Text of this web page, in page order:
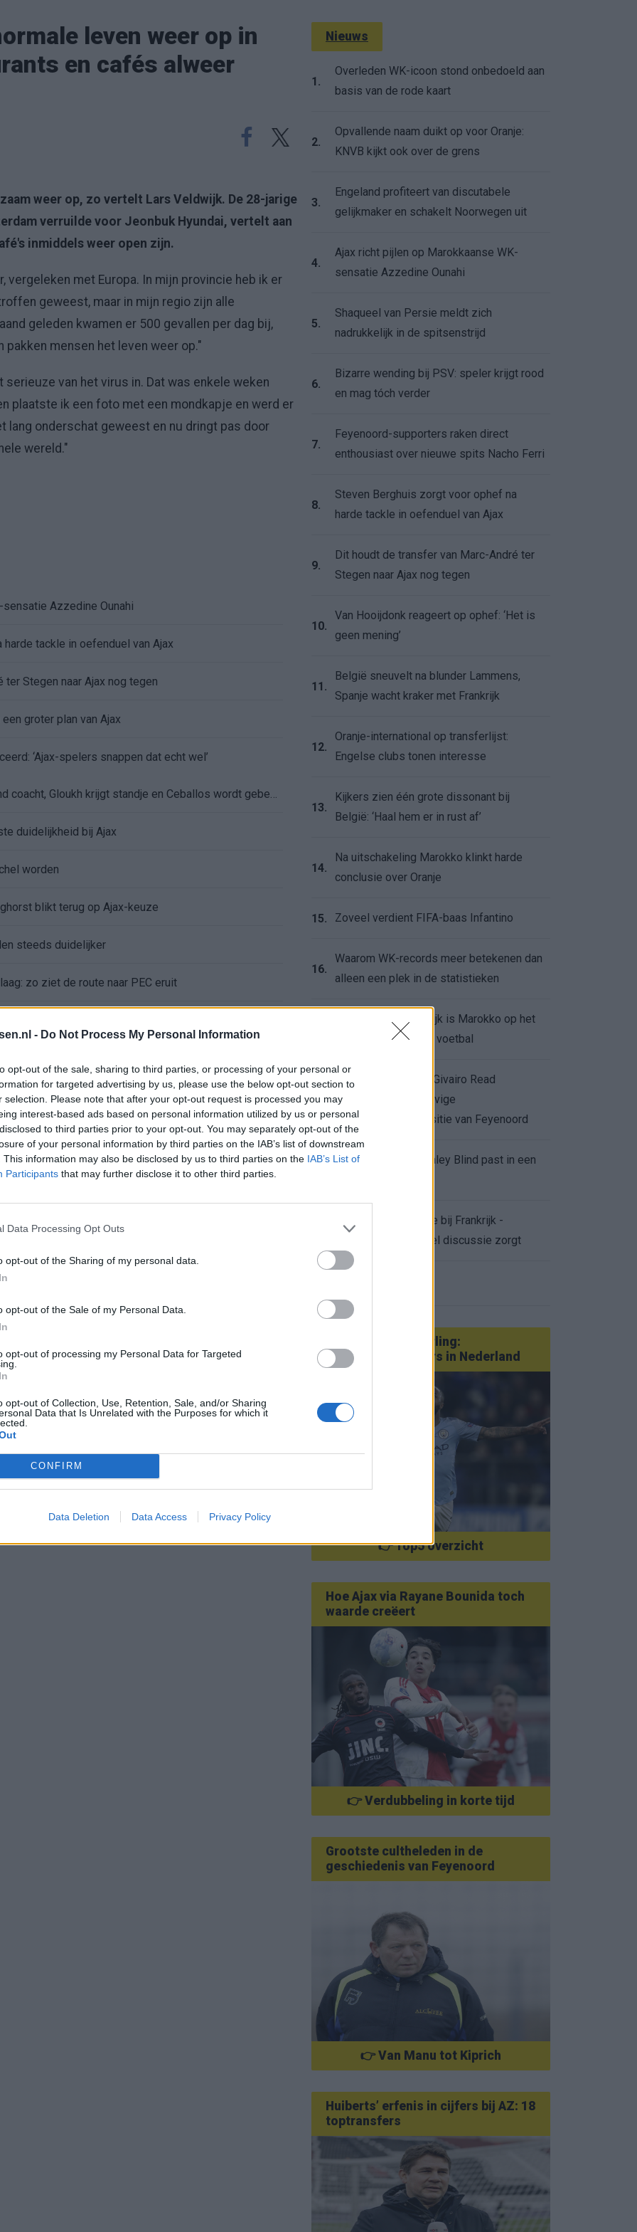
- Do Not Process My Personal Information
opt-out of the sale, sharing to third parties, or processing of your personal or
for targeted advertising by us, please use the below opt-out section to
selection. Please note that after your opt-out request is processed you may
interest-based ads based on personal information utilized by us or personal
to third parties prior to your opt-out. You may separately opt-out of the
of your personal information by third parties on the IAB’s list of downstream
This information may also be disclosed by us to third parties on the IAB’s List of
Participants that may further disclose it to other third parties.
Data Processing Opt Outs
opt-out of the Sharing of my personal data.
opt-out of the Sale of my Personal Data.
opt-out of processing my Personal Data for Targeted
opt-out of Collection, Use, Retention, Sale, and/or Sharing
Data that Is Unrelated with the Purposes for which it
CONFIRM
Data Deletion Data Access Privacy Policy
leven weer op in
en cafés alweer
weer op, zo vertelt Lars Veldwijk. De 28-jarige
verruilde voor Jeonbuk Hyundai, vertelt aan
inmiddels weer open zijn.
vergeleken met Europa. In mijn provincie heb ik er
geweest, maar in mijn regio zijn alle
geleden kwamen er 500 gevallen per dag bij,
mensen het leven weer op."
serieuze van het virus in. Dat was enkele weken
plaatste ik een foto met een mondkapje en werd er
lang onderschat geweest en nu dringt pas door
wereld."
Azzedine Ounahi
tackle in oefenduel van Ajax
Stegen naar Ajax nog tegen
groter plan van Ajax
‘Ajax-spelers snappen dat echt wel’
duidelijkheid bij Ajax
worden
blikt terug op Ajax-keuze
steeds duidelijker
zo ziet de route naar PEC eruit
Ajax met lege handen achter
verlaten
als Ajax-aanvoerder’
Ajax-fase
WK-spits op het lijstje van Ajax?
Ajax’
met duidelijk antwoord
over Ter Stegen’
zich
Nieuws
1.
Overleden WK-icoon stond onbedoeld aan
basis van de rode kaart
2.
Opvallende naam duikt op voor Oranje:
KNVB kijkt ook over de grens
3.
Engeland profiteert van discutabele
gelijkmaker en schakelt Noorwegen uit
4.
Ajax richt pijlen op Marokkaanse WK-
sensatie Azzedine Ounahi
5.
Shaqueel van Persie meldt zich
nadrukkelijk in de spitsenstrijd
6.
Bizarre wending bij PSV: speler krijgt rood
en mag tóch verder
7.
Feyenoord-supporters raken direct
enthousiast over nieuwe spits Nacho Ferri
8.
Steven Berghuis zorgt voor ophef na
harde tackle in oefenduel van Ajax
9.
Dit houdt de transfer van Marc-André ter
Stegen naar Ajax nog tegen
10.
Van Hooijdonk reageert op ophef: ‘Het is
geen mening’
11.
België sneuvelt na blunder Lammens,
Spanje wacht kraker met Frankrijk
12.
Oranje-international op transferlijst:
Engelse clubs tonen interesse
13.
Kijkers zien één grote dissonant bij
België: ‘Haal hem er in rust af’
14.
Na uitschakeling Marokko klinkt harde
conclusie over Oranje
15. Zoveel verdient FIFA-baas Infantino
16.
Waarom WK-records meer betekenen dan
alleen een plek in de statistieken
Voor de Schilderswijk is Marokko op het
WK meer dan alleen voetbal
18.
Afgewezen bod op Givairo Read
onderstreept de stevige
onderhandelingspositie van Feyenoord
De terugkeer van Daley Blind past in een
Waarom de arbitrage bij Frankrijk -
Marokko voor zoveel discussie zorgt
Van Götze tot Sterling:
statementtransfers in Nederland
👉 Top5 overzicht
Hoe Ajax via Rayane Bounida toch
waarde creëert
👉 Verdubbeling in korte tijd
Grootste cultheleden in de
geschiedenis van Feyenoord
👉 Van Manu tot Kiprich
Huiberts’ erfenis in cijfers bij AZ: 18
toptransfers